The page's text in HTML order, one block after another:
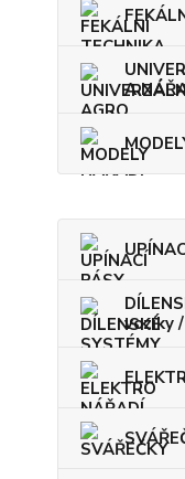
A
vozíky